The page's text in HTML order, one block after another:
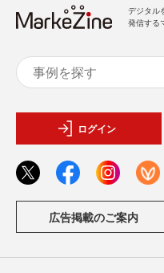
デジタル
発信する
ログイン
広告掲載のご案内